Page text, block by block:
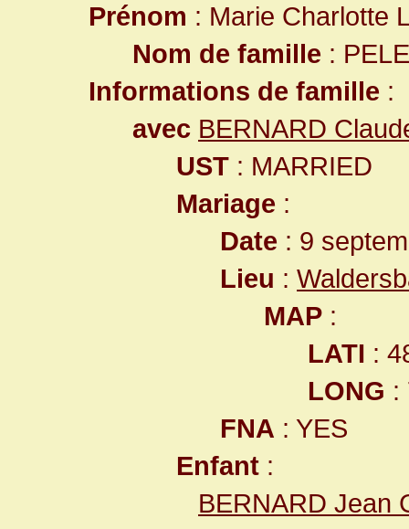
Prénom : Marie Charlotte
Nom de famille :
Informations de famille :
avec BERNARD
UST : MARRIED
Mariage :
Date : 9
Lieu :
MAP :
LATI :
LONG :
FNA : YES
Enfant :
BERNARD Jean